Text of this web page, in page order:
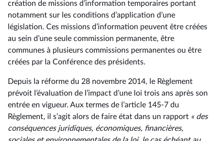
création de missions d’information temporaires portant
notamment sur les conditions d’application d’une
législation. Ces missions d’information peuvent être créées
au sein d’une seule commission permanente, être
communes à plusieurs commissions permanentes ou être
créées par la Conférence des présidents.
Depuis la réforme du 28 novembre 2014, le Règlement
prévoit l’évaluation de l’impact d’une loi trois ans après son
entrée en vigueur. Aux termes de l’article 145-7 du
Règlement, il s’agit alors de faire état dans un rapport « des
conséquences juridiques, économiques, financières,